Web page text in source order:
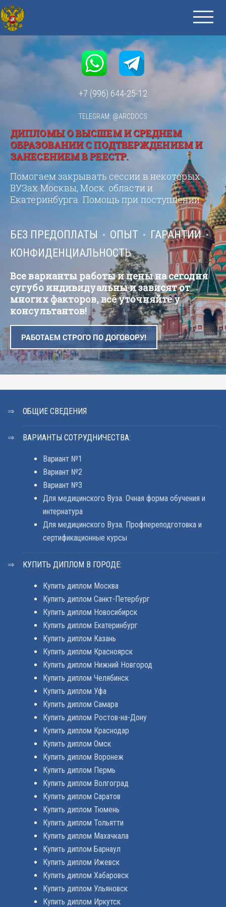
+7 (996) 644-25-12
TELEGRAM: @ARCDOCS
ДИПЛОМЫ О ВЫСШЕМ И СРЕДНЕМ
ОБРАЗОВАНИИ С ПОДТВЕРЖДЕНИЕМ И
ЗАНЕСЕНИЕМ В РЕЕСТР.
Помогаем закрывать сессии в некоторых
ВУЗах Москвы, Моск. области и
Екатеринбурга. Помощь при поступлении.
БЕЗ ПРЕДОПЛАТЫ ОПЫТ
ГАРАНТИИ
КОНФИДЕНЦИАЛЬНОСТЬ
Все варианты работы и цены на сегодня
сугубо индивидуальны и зависят от
многих факторов, всё уточняйте у
консультантов!
РАБОТАЕМ СТРОГО ПО ДОГОВОРУ!
ОБЩИЕ СВЕДЕНИЯ
ВАРИАНТЫ СОТРУДНИЧЕСТВА:
Вариант №1
Вариант №2
Вариант №3
Для медицинского Вуза. Очная форма обучения и
интернатура
Для медицинского Вуза. Профпереподготовка и
сертификационные курсы
КУПИТЬ ДИПЛОМ В ГОРОДЕ:
Купить диплом Москва
Купить диплом Санкт-Петербург
Купить диплом Новосибирск
Купить диплом Екатеринбург
Купить диплом Казань
Купить диплом Красноярск
Купить диплом Нижний Новгород
Купить диплом Челябинск
Купить диплом Уфа
Купить диплом Самара
Купить диплом Ростов-на-Дону
Купить диплом Краснодар
Купить диплом Омск
Купить диплом Воронеж
Купить диплом Пермь
Купить диплом Волгоград
Купить диплом Саратов
Купить диплом Тюмень
Купить диплом Тольятти
Купить диплом Махачкала
Купить диплом Барнаул
Купить диплом Ижевск
Купить диплом Хабаровск
Купить диплом Ульяновск
Купить диплом Иркутск